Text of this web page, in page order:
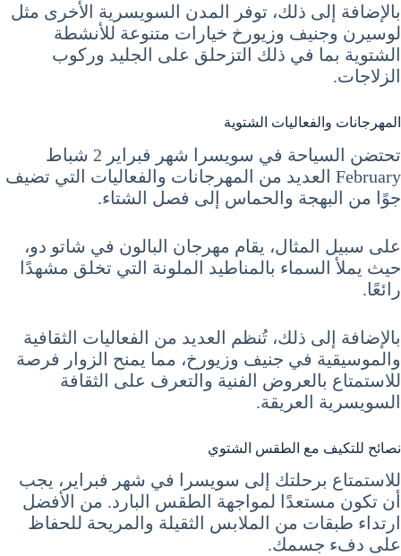
بالإضافة إلى ذلك، توفر المدن السويسرية الأخرى مثل
لوسيرن وجنيف وزيورخ خيارات متنوعة للأنشطة
الشتوية بما في ذلك التزحلق على الجليد وركوب
الزلاجات.
المهرجانات والفعاليات الشتوية
تحتضن السياحة في سويسرا شهر فبراير 2 شباط
February العديد من المهرجانات والفعاليات التي تضيف
جوًا من البهجة والحماس إلى فصل الشتاء.
على سبيل المثال، يقام مهرجان البالون في شاتو دو،
حيث يملأ السماء بالمناطيد الملونة التي تخلق مشهدًا
رائعًا.
بالإضافة إلى ذلك، تُنظم العديد من الفعاليات الثقافية
والموسيقية في جنيف وزيورخ، مما يمنح الزوار فرصة
للاستمتاع بالعروض الفنية والتعرف على الثقافة
السويسرية العريقة.
نصائح للتكيف مع الطقس الشتوي
للاستمتاع برحلتك إلى سويسرا في شهر فبراير، يجب
أن تكون مستعدًا لمواجهة الطقس البارد. من الأفضل
ارتداء طبقات من الملابس الثقيلة والمريحة للحفاظ
على دفء جسمك.